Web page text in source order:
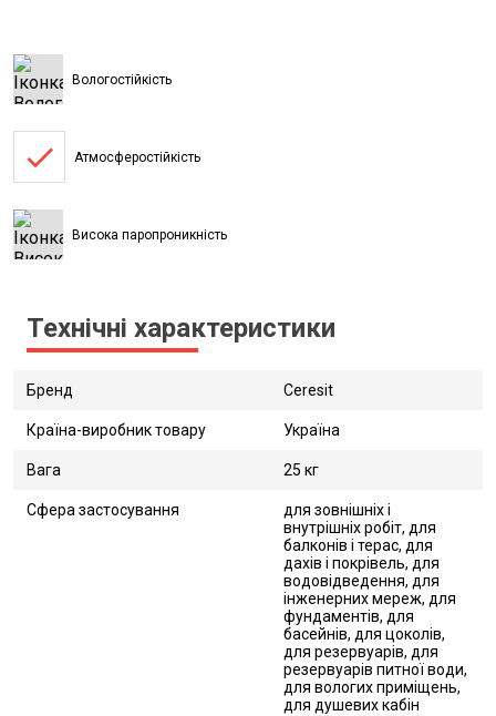
Вологостійкість
done Атмосферостійкість
Висока паропроникність
Технічні характеристики
Бренд Ceresit
Країна-виробник товару Україна
Вага 25 кг
Сфера застосування
для зовнішніх і
внутрішніх робіт, для
балконів і терас, для
дахів і покрівель, для
водовідведення, для
інженерних мереж, для
фундаментів, для
басейнів, для цоколів,
для резервуарів, для
резервуарів питної води,
для вологих приміщень,
для душевих кабін